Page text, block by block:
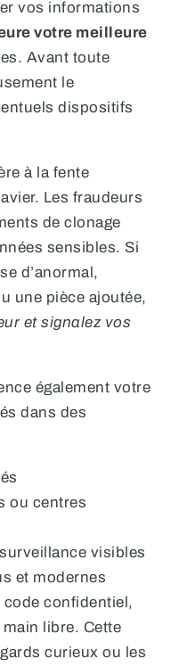
vos informations
votre meilleure
Avant toute
le
dispositifs
à la fente
Les fraudeurs
de clonage
sensibles. Si
d’anormal,
une pièce ajoutée,
et signalez vos
également votre
dans des
ou centres
visibles
et modernes
confidentiel,
libre. Cette
curieux ou les